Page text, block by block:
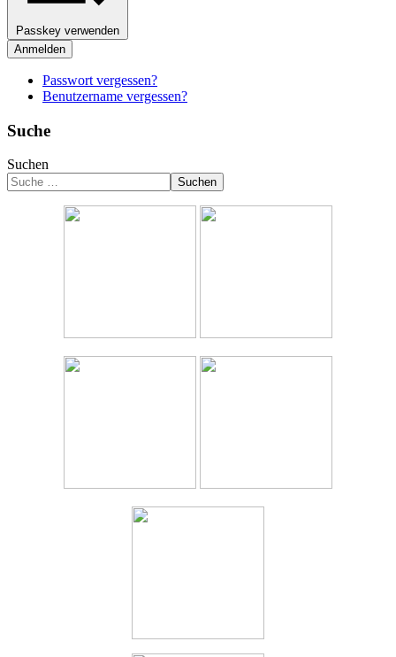
Passkey verwenden
Anmelden
Passwort vergessen?
Benutzername vergessen?
Suche
Suchen
Suchen